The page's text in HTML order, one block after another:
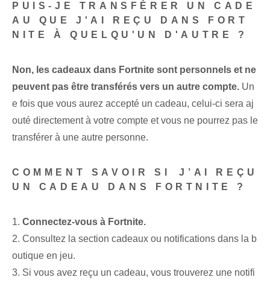
PUIS-JE TRANSFÉRER UN CADE
AU QUE J'AI REÇU DANS FORT
NITE À QUELQU'UN D'AUTRE ?
Non, les cadeaux dans Fortnite sont personnels et ne
peuvent pas être transférés vers un autre compte. Un
e fois que vous aurez accepté un cadeau, celui-ci sera aj
outé directement à votre compte et vous ne pourrez pas le
transférer à une autre personne.
COMMENT SAVOIR SI⁢ J’AI REÇU
UN CADEAU DANS FORTNITE ?
1. Connectez-vous à Fortnite.
2. Consultez la section cadeaux ou notifications dans la b
outique en jeu.
3. Si vous avez reçu un cadeau, vous trouverez une notifi